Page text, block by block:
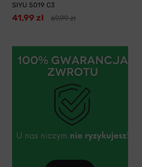
SIYU 5019 C3
41,99 zł 69,99 zł